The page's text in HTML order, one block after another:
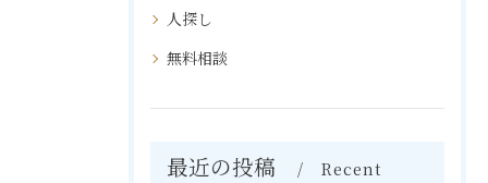
人探し
無料相談
最近の投稿
Recent